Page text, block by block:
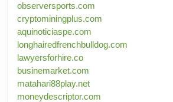
observersports.com
cryptominingplus.com
aquinoticiaspe.com
longhairedfrenchbulldog.com
lawyersforhire.co
businemarket.com
matahari88play.net
moneydescriptor.com